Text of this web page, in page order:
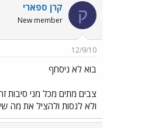
ק קרן ספארי
New member
12/9/10
בוא לא ניסחף
צבים מתים מכל מני סיבות
ולא לנסות ולהציל את מה